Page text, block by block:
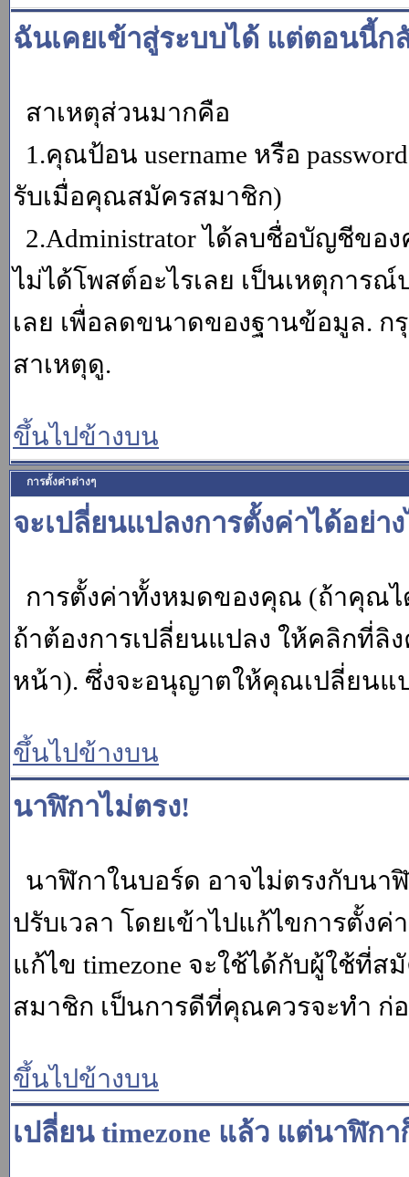
ฉันเคยเข้าสู่ระบบได้ แต่ตอนนี้ก
สาเหตุส่วนมากคือ
1.คุณป้อน username หรือ
รับเมื่อคุณสมัครสมาชิก)
2.Administrator ได้ลบชื่อบัญชีขอ
ไม่ได้โพสต์อะไรเลย เป็นเหตุการ
เลย เพื่อลดขนาดของฐานข้อมูล.
สาเหตุดู.
ขึ้นไปข้างบน
การตั้งค่าต่างๆ
จะเปลี่ยนแปลงการตั้งค่าได้อย่าง
การตั้งค่าทั้งหมดของคุณ (ถ้าคุณไ
ถ้าต้องการเปลี่ยนแปลง ให้คลิกที่ลิ
หน้า). ซึ่งจะอนุญาตให้คุณเปลี่ยนแ
ขึ้นไปข้างบน
นาฬิกาไม่ตรง!
นาฬิกาในบอร์ด อาจไม่ตรงกับน
ปรับเวลา โดยเข้าไปแก้ไขการตั้ง
แก้ไข timezone จะใช้ได้กับผู้ใช้ที่
สมาชิก เป็นการดีที่คุณควรจะทำ
ขึ้นไปข้างบน
เปลี่ยน timezone แล้ว แต่นาฬิกา